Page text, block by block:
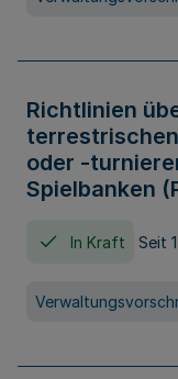
Richtlinien
oder -
Spielbanken
In Kraft Seit